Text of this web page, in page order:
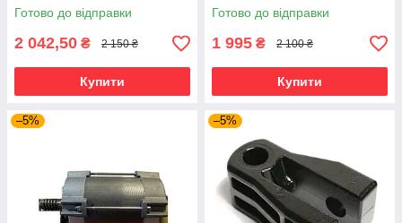
Готово до відправки
2 042,50 ₴ 2 150 ₴
Купити
Готово до відправки
1 995 ₴ 2 100 ₴
Купити
–5% –5%